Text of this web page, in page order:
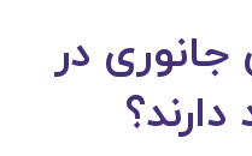
در